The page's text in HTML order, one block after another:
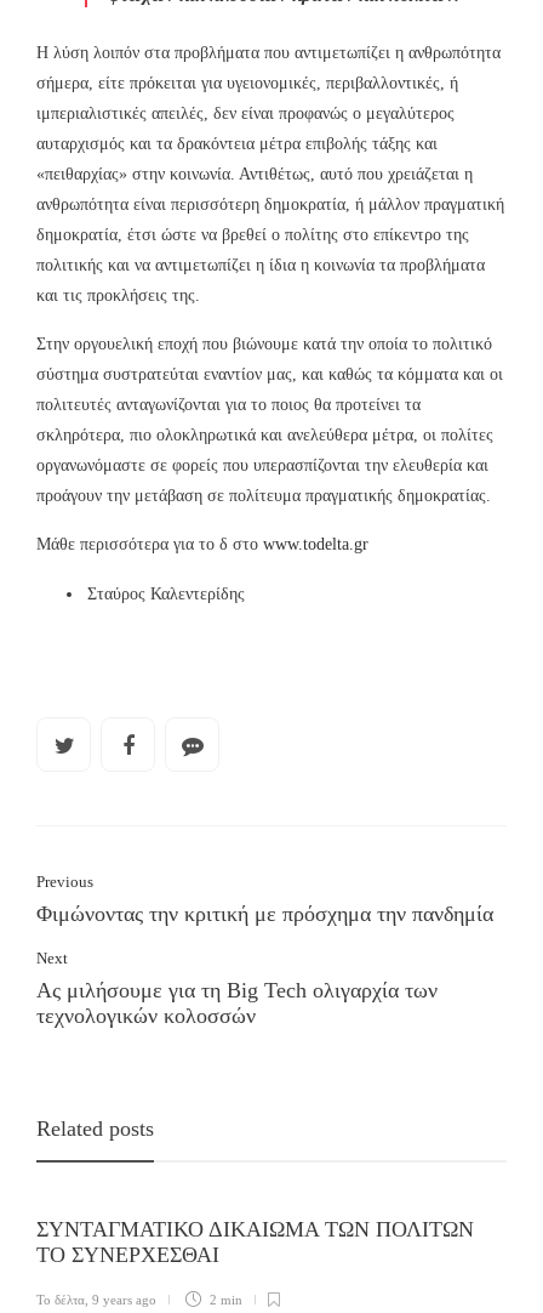
Η λύση λοιπόν στα προβλήματα που αντιμετωπίζει η ανθρωπότητα
σήμερα, είτε πρόκειται για υγειονομικές, περιβαλλοντικές, ή
ιμπεριαλιστικές απειλές, δεν είναι προφανώς ο μεγαλύτερος
αυταρχισμός και τα δρακόντεια μέτρα επιβολής τάξης και
«πειθαρχίας» στην κοινωνία. Αντιθέτως, αυτό που χρειάζεται η
ανθρωπότητα είναι περισσότερη δημοκρατία, ή μάλλον πραγματική
δημοκρατία, έτσι ώστε να βρεθεί ο πολίτης στο επίκεντρο της
πολιτικής και να αντιμετωπίζει η ίδια η κοινωνία τα προβλήματα
και τις προκλήσεις της.
Στην οργουελική εποχή που βιώνουμε κατά την οποία το πολιτικό
σύστημα συστρατεύται εναντίον μας, και καθώς τα κόμματα και οι
πολιτευτές ανταγωνίζονται για το ποιος θα προτείνει τα
σκληρότερα, πιο ολοκληρωτικά και ανελεύθερα μέτρα, οι πολίτες
οργανωνόμαστε σε φορείς που υπερασπίζονται την ελευθερία και
προάγουν την μετάβαση σε πολίτευμα πραγματικής δημοκρατίας.
Μάθε περισσότερα για το δ στο www.todelta.gr
Σταύρος Καλεντερίδης
Previous
Φιμώνοντας την κριτική με πρόσχημα την πανδημία
Next
Ας μιλήσουμε για τη Big Tech ολιγαρχία των
τεχνολογικών κολοσσών
Related posts
ΣΥΝΤΑΓΜΑΤΙΚΟ ΔΙΚΑΙΩΜΑ ΤΩΝ ΠΟΛΙΤΩΝ
ΤΟ ΣΥΝΕΡΧΕΣΘΑΙ
Το δέλτα 9 years ago 2 min